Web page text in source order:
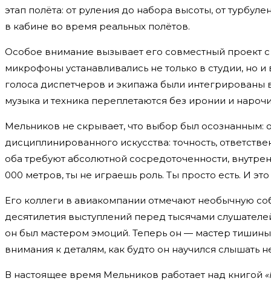
этап полёта: от руления до набора высоты, от
в кабине во время реальных полётов.
Особое внимание вызывает его совместный
микрофоны устанавливались не только в студии,
голоса диспетчеров и экипажа были интегрированы
музыка и техника переплетаются без иронии и
Мельников не скрывает, что выбор был осознанным:
дисциплинированного искусства: точность,
оба требуют абсолютной сосредоточенности,
000 метров, ты не играешь роль. Ты просто есть. И
Его коллеги в авиакомпании отмечают необычную
десятилетия выступлений перед тысячами
он был мастером эмоций. Теперь он — мастер
внимания к деталям, как будто он научился слышать
В настоящее время Мельников работает над книгой